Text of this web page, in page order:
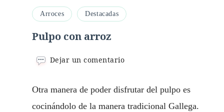
Arroces Destacadas
Pulpo con arroz
Dejar un comentarioen
arroz
Otra manera de poder disfrutar del pulpo es
cocinándolo de la manera tradicional Gallega.